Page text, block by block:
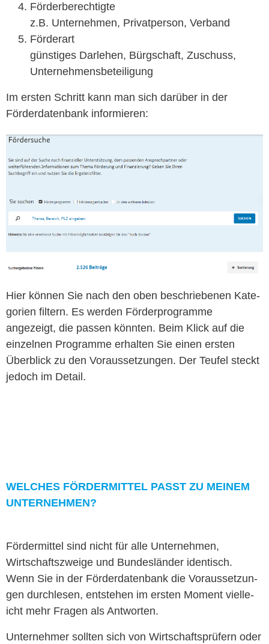
Förder­berechtigte
z.B. Unternehmen, Pri­vat­per­son, Verband
Förder­art
gün­stiges Dar­lehen, Bürgschaft, Zuschuss,
Unternehmensbeteiligung
Im ersten Schritt kann man sich darüber in der
Förder­daten­bank informieren:
Hier kön­nen Sie nach den oben beschriebe­nen Kat­e­
gorien fil­tern. Es wer­den Förder­pro­gramme
angezeigt, die passen kön­nten. Beim Klick auf die
einzel­nen Pro­gramme erhal­ten Sie einen ersten
Überblick zu den Voraus­set­zun­gen. Der Teufel steckt
jedoch im Detail.
WELCH­ES FÖR­DER­MIT­TEL PASST ZU MEINEM
UNTERNEHMEN?
För­der­mit­tel sind nicht für alle Unternehmen,
Wirtschaft­szweige und Bun­deslän­der iden­tisch.
Wenn Sie in der Förder­daten­bank die Voraus­set­zun­
gen durch­le­sen, entste­hen im ersten Moment vielle­
icht mehr Fra­gen als Antworten.
Unternehmer soll­ten sich von Wirtschaft­sprüfern oder
+ 49 (0)69 609